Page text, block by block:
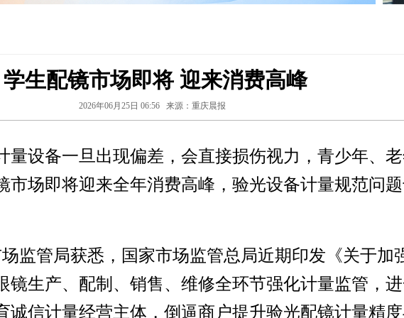
学生配镜市场即将 迎来消费高峰
2026年06月25日 06:56 来源：重庆晨报
量设备一旦出现偏差，会直接损伤视力，青少年、
市场即将迎来全年消费高峰，验光设备计量规范问
监管局获悉，国家市场监管总局近期印发《关于加
镜生产、配制、销售、维修全环节强化计量监管，
诚信计量经营主体，倒逼商户提升验光配镜计量精